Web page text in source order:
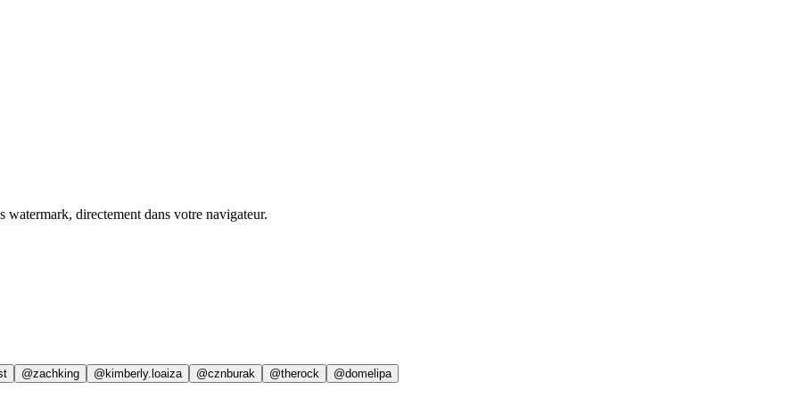
watermark, directement dans votre navigateur.
@zachking @kimberly.loaiza @cznburak @therock @domelipa